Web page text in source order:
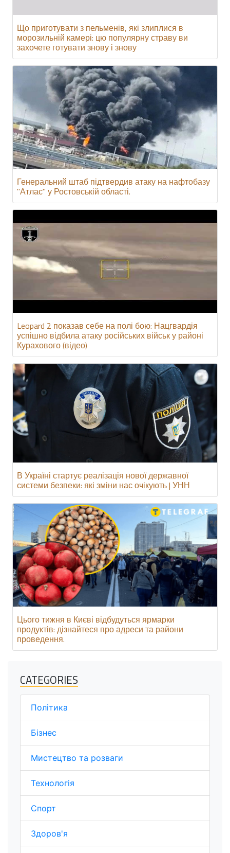
Що приготувати з пельменів, які злиплися в
морозильній камері: цю популярну страву ви
захочете готувати знову і знову
Генеральний штаб підтвердив атаку на нафтобазу
"Атлас" у Ростовській області.
Leopard 2 показав себе на полі бою: Нацгвардія
успішно відбила атаку російських військ у районі
Курахового (відео)
В Україні стартує реалізація нової державної
системи безпеки: які зміни нас очікують | УНН
Цього тижня в Києві відбудуться ярмарки
продуктів: дізнайтеся про адреси та райони
проведення.
CATEGORIES
Політика
Бізнес
Мистецтво та розваги
Технологія
Спорт
Здоров'я